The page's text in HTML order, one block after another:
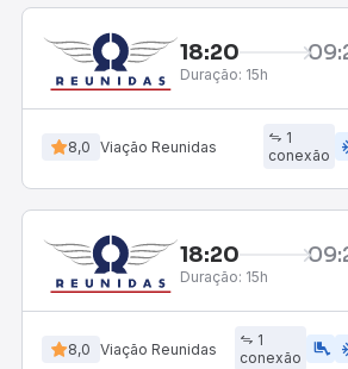
18:20
Duração: 15h
8,0 Viação Reunidas
1
conexão
18:20
Duração: 15h
8,0 Viação Reunidas
1
conexão
airline_seat_legroom_extra